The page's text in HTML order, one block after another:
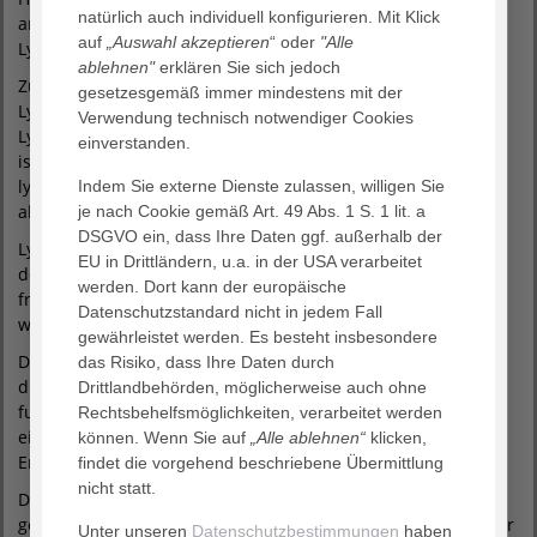
angewendet und findet nur bei massiver Ausprägung des
Lymphödems Anwendung.
Zu den neueren rekonstruktiven Methoden gehören die
Lymphovenösen Anastomosen und der vaskularisierte
Lymphknotentransfer (VLNT)Die Lymphovenöse Anastomose
ist ein mikrochirurgisches Verfahren mit dem Ziel den
lymphatischen Kreislauf wiederherzustellen, indem
alternative
Lymphdrainagewege aufgebaut werden. Unmittelbar nach
der OP erfolgt eine strenge Kompressionsbehandlung und
früh sollte auch eine manuelle Lymphdrainage eingeleitet
werden.
Der vaskularisierte Lymphknotentransfer (VLNT) beschreibt
die Transplantation von einem oder zumeist mehreren
funktionsfähigen Lymphknoten von einer Spenderregion in
eine Empfängerregion. Die Leiste ist dabei die verbreitetste
Entnahmestelle von Lymphknoten.
Der Vorteil des vaskularisierten Lymphknotentransfers
gegenüber der lymphovenösen Anastomosen ist, dass hierfür
natürlich auch individuell konfigurieren. Mit Klick
auf „Auswahl akzeptieren“ oder "Alle
ablehnen"erklären Sie sich jedoch
gesetzesgemäß immer mindestens mit der
Verwendung technisch notwendiger Cookies
einverstanden.
Indem Sie externe Dienste zulassen, willigen Sie
je nach Cookie gemäß Art. 49 Abs. 1 S. 1 lit. a
DSGVO ein, dass Ihre Daten ggf. außerhalb der
EU in Drittländern, u.a. in der USA verarbeitet
werden. Dort kann der europäische
Datenschutzstandard nicht in jedem Fall
gewährleistet werden. Es besteht insbesondere
das Risiko, dass Ihre Daten durch
Drittlandbehörden, möglicherweise auch ohne
Rechtsbehelfsmöglichkeiten, verarbeitet werden
können. Wenn Sie auf „Alle ablehnen“ klicken,
findet die vorgehend beschriebene Übermittlung
nicht statt.
Unter unseren Datenschutzbestimmungen haben